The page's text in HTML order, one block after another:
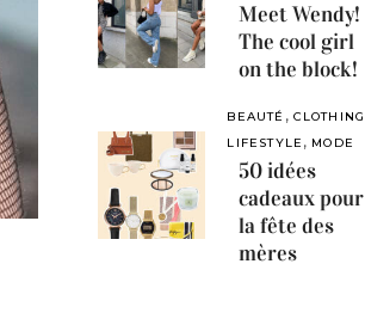
Meet Wendy!
The cool girl
on the block!
BEAUTÉ , CLOTHING
LIFESTYLE , MODE
50 idées
cadeaux pour
la fête des
mères